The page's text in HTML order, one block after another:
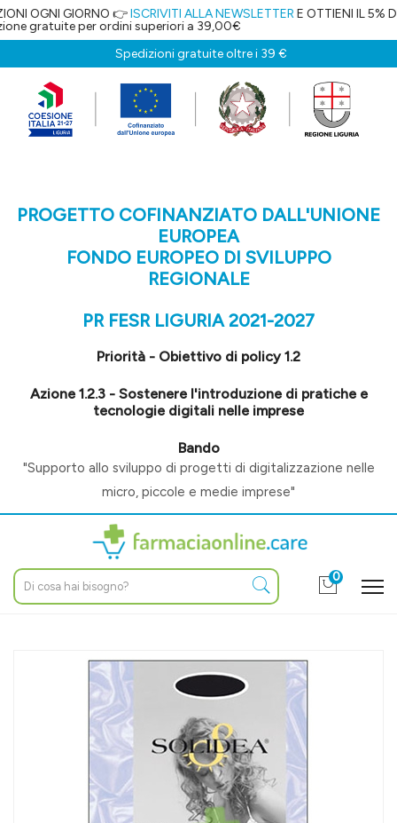
👉ISCRIVITI ALLA NEWSLETTERE OTTIENI IL 5% DI SCONTO!
ordini superiori a 39,00€
Spedizioni gratuite oltre i 39 €
PROGETTO COFINANZIATO DALL'UNIONE
EUROPEA
FONDO EUROPEO DI SVILUPPO
REGIONALE
PR FESR LIGURIA 2021-2027
Priorità - Obiettivo di policy 1.2
Azione 1.2.3 - Sostenere l'introduzione di pratiche e
tecnologie digitali nelle imprese
Bando
"Supporto allo sviluppo di progetti di digitalizzazione nelle
micro, piccole e medie imprese"
0
Solidea Linea Preventiva Marilyn Calza Autoreggente 70 Den
Graduata 4-L Blu